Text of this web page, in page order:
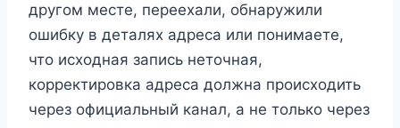
другом месте, переехали, обнаружили
ошибку в деталях адреса или понимаете,
что исходная запись неточная,
корректировка адреса должна происходить
через официальный канал, а не только через